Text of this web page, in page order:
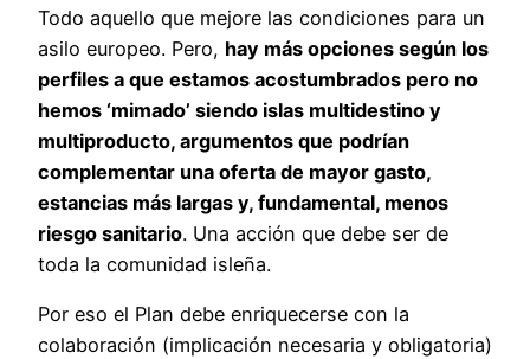
Todo aquello que mejore las condiciones para un
asilo europeo. Pero, hay más opciones según los
perfiles a que estamos acostumbrados pero no
hemos ‘mimado’ siendo islas multidestino y
multiproducto, argumentos que podrían
complementar una oferta de mayor gasto,
estancias más largas y, fundamental, menos
riesgo sanitario. Una acción que debe ser de
toda la comunidad isleña.
Por eso el Plan debe enriquecerse con la
colaboración (implicación necesaria y obligatoria)